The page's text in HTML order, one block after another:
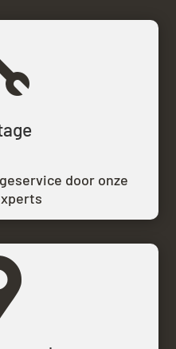
door onze